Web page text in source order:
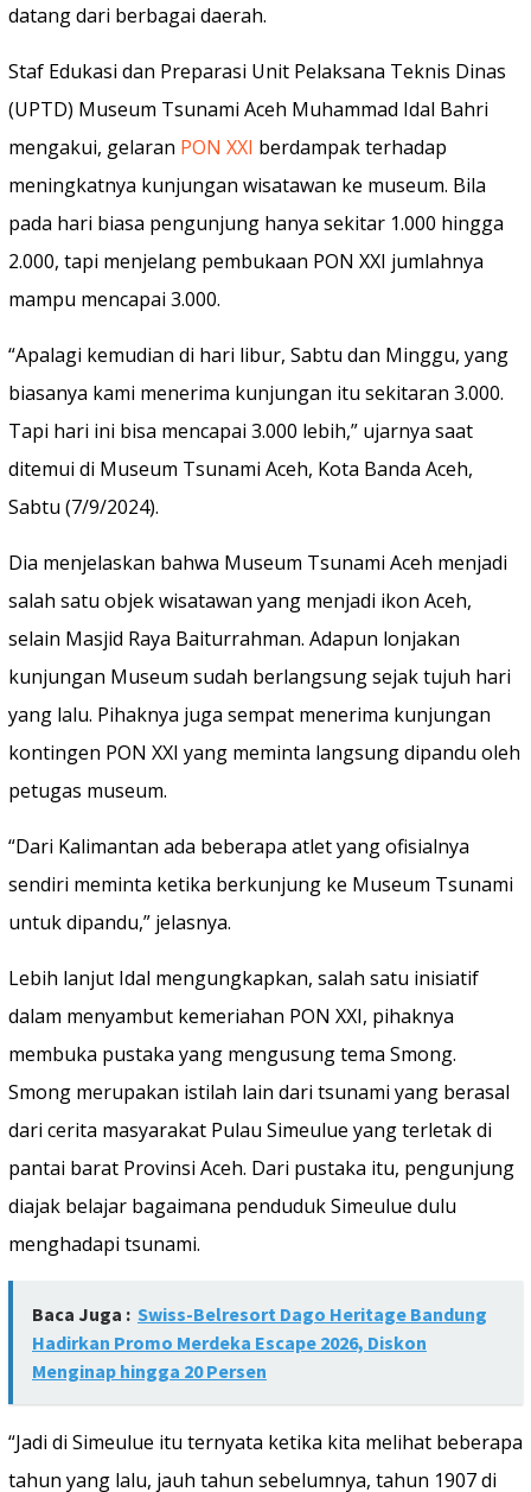
datang dari berbagai daerah.
Staf Edukasi dan Preparasi Unit Pelaksana Teknis Dinas
(UPTD) Museum Tsunami Aceh Muhammad Idal Bahri
mengakui, gelaran PON XXI berdampak terhadap
meningkatnya kunjungan wisatawan ke museum. Bila
pada hari biasa pengunjung hanya sekitar 1.000 hingga
2.000, tapi menjelang pembukaan PON XXI jumlahnya
mampu mencapai 3.000.
“Apalagi kemudian di hari libur, Sabtu dan Minggu, yang
biasanya kami menerima kunjungan itu sekitaran 3.000.
Tapi hari ini bisa mencapai 3.000 lebih,” ujarnya saat
ditemui di Museum Tsunami Aceh, Kota Banda Aceh,
Sabtu (7/9/2024).
Dia menjelaskan bahwa Museum Tsunami Aceh menjadi
salah satu objek wisatawan yang menjadi ikon Aceh,
selain Masjid Raya Baiturrahman. Adapun lonjakan
kunjungan Museum sudah berlangsung sejak tujuh hari
yang lalu. Pihaknya juga sempat menerima kunjungan
kontingen PON XXI yang meminta langsung dipandu oleh
petugas museum.
“Dari Kalimantan ada beberapa atlet yang ofisialnya
sendiri meminta ketika berkunjung ke Museum Tsunami
untuk dipandu,” jelasnya.
Lebih lanjut Idal mengungkapkan, salah satu inisiatif
dalam menyambut kemeriahan PON XXI, pihaknya
membuka pustaka yang mengusung tema Smong.
Smong merupakan istilah lain dari tsunami yang berasal
dari cerita masyarakat Pulau Simeulue yang terletak di
pantai barat Provinsi Aceh. Dari pustaka itu, pengunjung
diajak belajar bagaimana penduduk Simeulue dulu
menghadapi tsunami.
Baca Juga : Swiss-Belresort Dago Heritage Bandung
Hadirkan Promo Merdeka Escape 2026, Diskon
Menginap hingga 20 Persen
“Jadi di Simeulue itu ternyata ketika kita melihat beberapa
tahun yang lalu, jauh tahun sebelumnya, tahun 1907 di